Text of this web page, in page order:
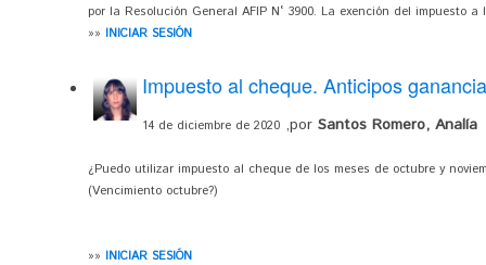
por la Resolución General AFIP N° 3900. La exención del impuesto
»» INICIAR SESIÓN
Impuesto al cheque. Anticipos
14 de diciembre de 2020 ,por Santos Romero, Analía
¿Puedo utilizar impuesto al cheque de los meses de octubre y
(Vencimiento octubre?)
»» INICIAR SESIÓN